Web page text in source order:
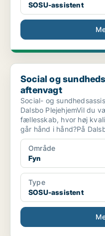
SOSU-assistent
Social og
Social og
aftenvagt
Social- og
Dalsbo PlejehjemVil du
fællesskab, hvor høj
går hånd i hånd?På
Område
Fyn
Type
SOSU-assistent